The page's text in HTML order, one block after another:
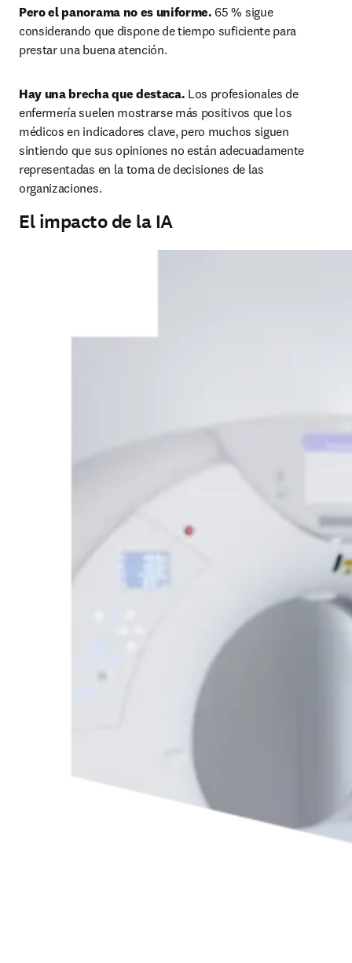
Pero el panorama no es uniforme. 65 % sigue
considerando que dispone de tiempo suficiente para
prestar una buena atención.
Hay una brecha que destaca. Los profesionales de
enfermería suelen mostrarse más positivos que los
médicos en indicadores clave, pero muchos siguen
sintiendo que sus opiniones no están adecuadamente
representadas en la toma de decisiones de las
organizaciones.
El impacto de la IA